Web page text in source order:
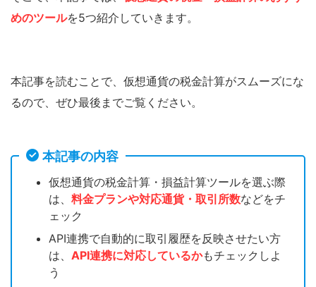
めのツールを5つ紹介していきます。
本記事を読むことで、仮想通貨の税金計算がスムーズにな
るので、ぜひ最後までご覧ください。
本記事の内容
仮想通貨の税金計算・損益計算ツールを選ぶ際
は、 料金プランや対応通貨・取引所数などをチ
ェック
API連携で自動的に取引履歴を反映させたい方
は、 API連携に対応しているかもチェックしよ
う